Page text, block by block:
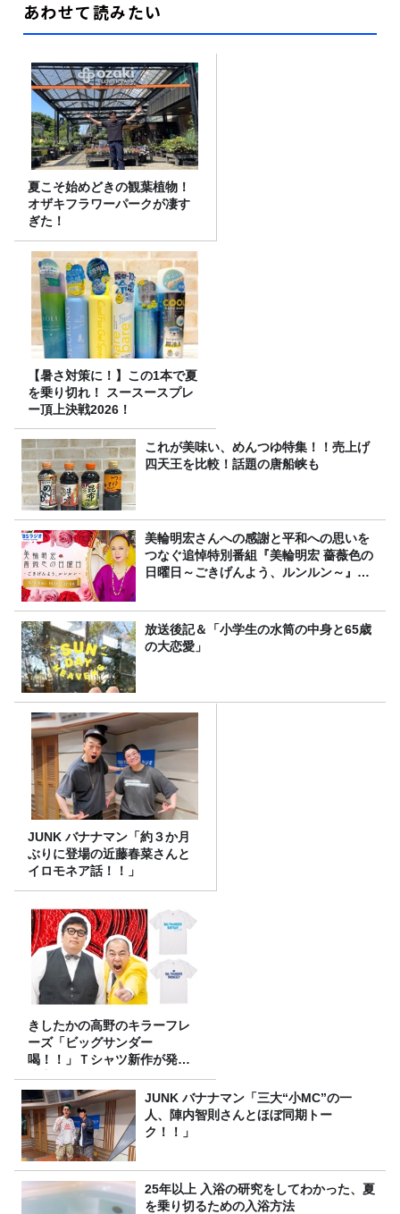
あわせて読みたい
夏こそ始めどきの観葉植物！
オザキフラワーパークが凄す
ぎた！
【暑さ対策に！】この1本で夏
を乗り切れ！ スースースプレ
ー頂上決戦2026！
これが美味い、めんつゆ特集！！売上げ
四天王を比較！話題の唐船峡も
美輪明宏さんへの感謝と平和への思いを
つなぐ追悼特別番組『美輪明宏 薔薇色の
日曜日～ごきげんよう、ルンルン～』
放送後記＆「小学生の水筒の中身と65歳
の大恋愛」
JUNK バナナマン「約３か月
ぶりに登場の近藤春菜さんと
イロモネア話！！」
きしたかの高野のキラーフレ
ーズ「ビッグサンダー
喝！！」Ｔシャツ新作が発売
決定！
JUNK バナナマン「三大“小MC”の一
人、陣内智則さんとほぼ同期トー
ク！！」
25年以上 入浴の研究をしてわかった、夏
を乗り切るための入浴方法